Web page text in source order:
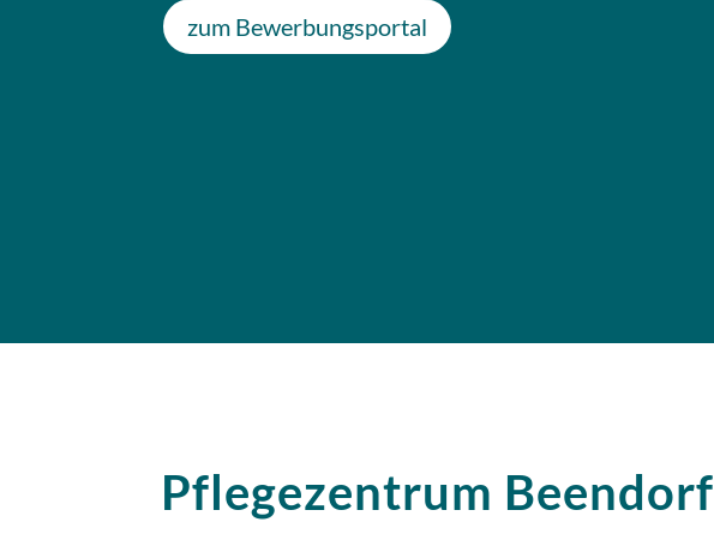
zum Bewerbungsportal
Pflegezentrum Beendorf